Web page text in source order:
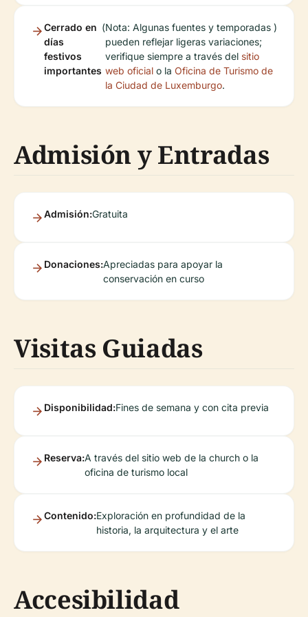
Cerrado en
días
festivos
importantes
(Nota: Algunas fuentes y temporadas
pueden reflejar ligeras variaciones;
verifique siempre a través del sitio
web oficial o la Oficina de Turismo de
la Ciudad de Luxemburgo.
)
Admisión y Entradas
Admisión:Gratuita
Donaciones:Apreciadas para apoyar la
conservación en curso
Visitas Guiadas
Disponibilidad:Fines de semana y con cita previa
Reserva:A través del sitio web de la church o la
oficina de turismo local
Contenido:Exploración en profundidad de la
historia, la arquitectura y el arte
Accesibilidad